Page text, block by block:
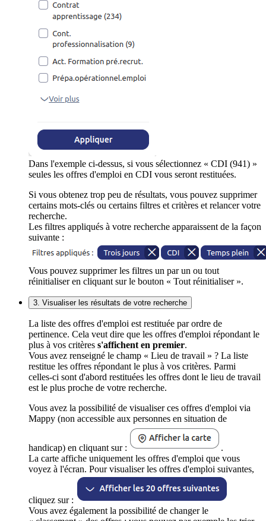
Dans l'exemple ci-dessus, si vous sélectionnez « CDI (941) »
seules les offres d'emploi en CDI vous seront restituées.
Si vous obtenez trop peu de résultats, vous pouvez supprimer
certains mots-clés ou certains filtres et critères et relancer votre
recherche.
Les filtres appliqués à votre recherche apparaissent de la façon
suivante :
Vous pouvez supprimer les filtres un par un ou tout
réinitialiser en cliquant sur le bouton « Tout réinitialiser ».
3. Visualiser les résultats de votre recherche
La liste des offres d'emploi est restituée par ordre de
pertinence. Cela veut dire que les offres d'emploi répondant le
plus à vos critères s'affichent en premier.
Vous avez renseigné le champ « Lieu de travail » ? La liste
restitue les offres répondant le plus à vos critères. Parmi
celles-ci sont d'abord restituées les offres dont le lieu de travail
est le plus proche de votre recherche.
Vous avez la possibilité de visualiser ces offres d'emploi via
Mappy (non accessible aux personnes en situation de
handicap) en cliquant sur :
.
La carte affiche uniquement les offres d'emploi que vous
voyez à l'écran. Pour visualiser les offres d'emploi suivantes,
cliquez sur :
Vous avez également la possibilité de changer le